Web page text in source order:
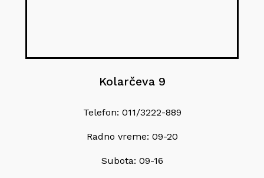
Kolarčeva 9
Telefon: 011/3222-889
Radno vreme: 09-20
Subota: 09-16